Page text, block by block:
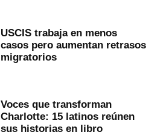
USCIS trabaja en menos
casos pero aumentan retrasos
migratorios
Voces que transforman
Charlotte: 15 latinos reúnen
sus historias en libro